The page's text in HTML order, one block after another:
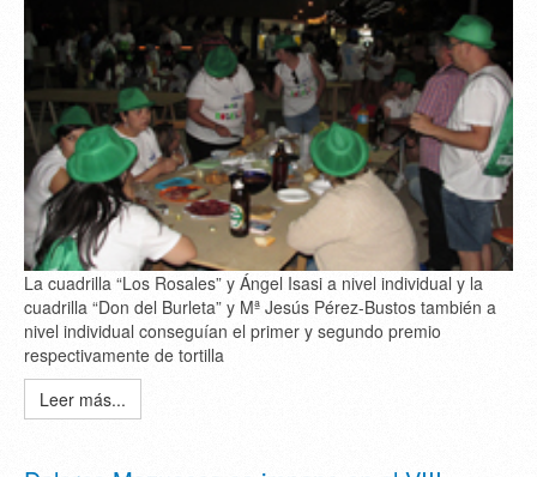
La cuadrilla “Los Rosales” y Ángel Isasi a nivel individual y la
cuadrilla “Don del Burleta” y Mª Jesús Pérez-Bustos también a
nivel individual conseguían el primer y segundo premio
respectivamente de tortilla
Leer más...